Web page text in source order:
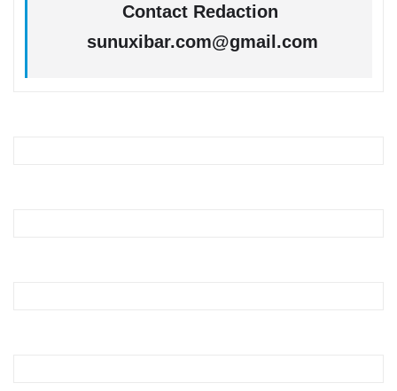
Contact Redaction
sunuxibar.com@gmail.com